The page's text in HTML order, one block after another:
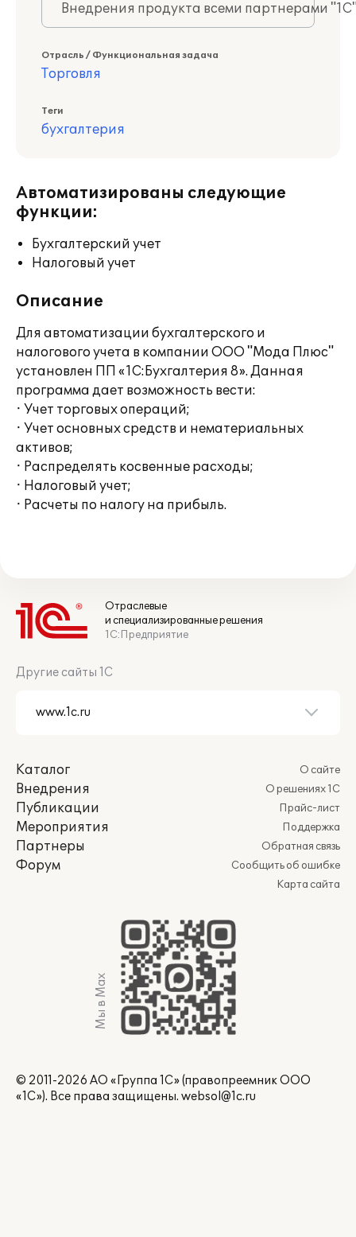
Внедрения продукта всеми партнерами
Отрасль / Функциональная задача
Торговля
Теги
бухгалтерия
Автоматизированы следующие
функции:
Бухгалтерский учет
Налоговый учет
Описание
Для автоматизации бухгалтерского и
налогового учета в компании ООО "Мода Плюс"
установлен ПП «1С:Бухгалтерия 8». Данная
программа дает возможность вести:
· Учет торговых операций;
· Учет основных средств и нематериальных
активов;
· Распределять косвенные расходы;
· Налоговый учет;
· Расчеты по налогу на прибыль.
Отраслевые
и специализированные решения
1С:Предприятие
Другие сайты 1С
Каталог
Внедрения
Публикации
Мероприятия
Партнеры
Форум
О сайте
О решениях 1С
Прайс-лист
Поддержка
Обратная связь
Сообщить об ошибке
Карта сайта
Мы в Max
© 2011-2026 АО «Группа 1С» (правопреемник ООО
«1С»). Все права защищены. websol@1c.ru